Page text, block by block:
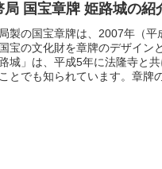
局 国宝章牌 姫路城の紹
製の国宝章牌は、2007年（
宝の文化財を章牌のデザイン
城」は、平成5年に法隆寺と
とでも知られています。章牌